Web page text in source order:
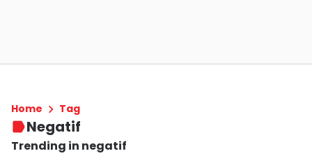
Home Tag
Negatif
Trending in negatif